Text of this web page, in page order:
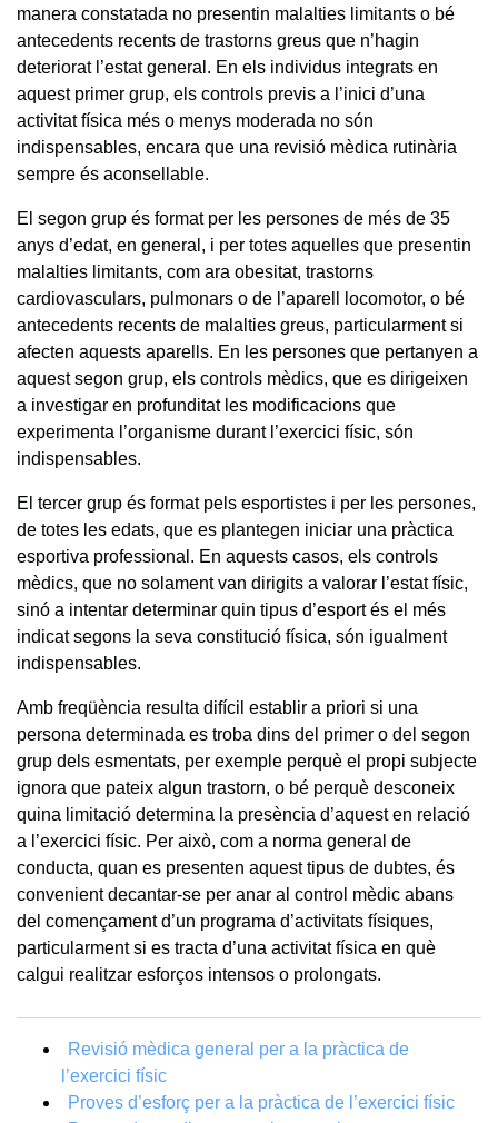
manera constatada no presentin malalties limitants o bé
antecedents recents de trastorns greus que n’hagin
deteriorat l’estat general. En els individus integrats en
aquest primer grup, els controls previs a l’inici d’una
activitat física més o menys moderada no són
indispensables, encara que una revisió mèdica rutinària
sempre és aconsellable.
El segon grup és format per les persones de més de 35
anys d’edat, en general, i per totes aquelles que presentin
malalties limitants, com ara obesitat, trastorns
cardiovasculars, pulmonars o de l’aparell locomotor, o bé
antecedents recents de malalties greus, particularment si
afecten aquests aparells. En les persones que pertanyen a
aquest segon grup, els controls mèdics, que es dirigeixen
a investigar en profunditat les modificacions que
experimenta l’organisme durant l’exercici físic, són
indispensables.
El tercer grup és format pels esportistes i per les persones,
de totes les edats, que es plantegen iniciar una pràctica
esportiva professional. En aquests casos, els controls
mèdics, que no solament van dirigits a valorar l’estat físic,
sinó a intentar determinar quin tipus d’esport és el més
indicat segons la seva constitució física, són igualment
indispensables.
Amb freqüència resulta difícil establir a priori si una
persona determinada es troba dins del primer o del segon
grup dels esmentats, per exemple perquè el propi subjecte
ignora que pateix algun trastorn, o bé perquè desconeix
quina limitació determina la presència d’aquest en relació
a l’exercici físic. Per això, com a norma general de
conducta, quan es presenten aquest tipus de dubtes, és
convenient decantar-se per anar al control mèdic abans
del començament d’un programa d’activitats físiques,
particularment si es tracta d’una activitat física en què
calgui realitzar esforços intensos o prolongats.
Revisió mèdica general per a la pràctica de
l’exercici físic
Proves d’esforç per a la pràctica de l’exercici físic